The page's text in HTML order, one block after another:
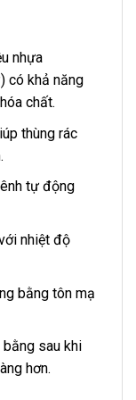
nhựa
có khả năng
chất.
thùng rác
tự động
nhiệt độ
bằng tôn mạ
sau khi
hơn.